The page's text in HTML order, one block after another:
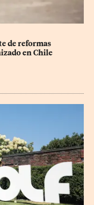
de reformas
en Chile